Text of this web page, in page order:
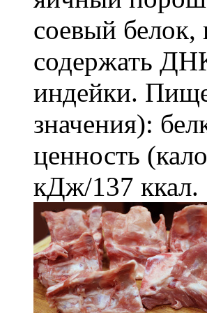
соевый
содержать
индейки.
значения):
ценность
кДж/137 ккал.